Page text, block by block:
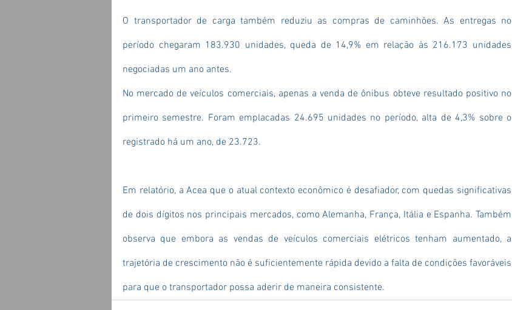
O transportador de carga também reduziu as compras de caminhões. As entregas no
período chegaram 183.930 unidades, queda de 14,9% em relação às 216.173 unidades
negociadas um ano antes.
No mercado de veículos comerciais, apenas a venda de ônibus obteve resultado positivo no
primeiro semestre. Foram emplacadas 24.695 unidades no período, alta de 4,3% sobre o
registrado há um ano, de 23.723.
Em relatório, a Acea que o atual contexto econômico é desafiador, com quedas significativas
de dois dígitos nos principais mercados, como Alemanha, França, Itália e Espanha. Também
observa que embora as vendas de veículos comerciais elétricos tenham aumentado, a
trajetória de crescimento não é suficientemente rápida devido a falta de condições favoráveis
para que o transportador possa aderir de maneira consistente.